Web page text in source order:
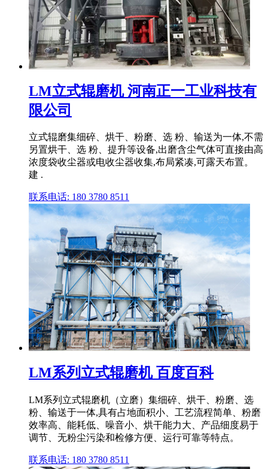
LM立式辊磨机 河南正一工业科技有
限公司
立式辊磨集细碎、烘干、粉磨、选 粉、输送为一体,不需
另置烘干、选 粉、提升等设备,出磨含尘气体可直接由高
浓度袋收尘器或电收尘器收集,布局紧凑,可露天布置。
建 .
联系电话: 180 3780 8511
LM系列立式辊磨机 百度百科
LM系列立式辊磨机（立磨）集细碎、烘干、粉磨、选
粉、输送于一体,具有占地面积小、工艺流程简单、粉磨
效率高、能耗低、噪音小、烘干能力大、产品细度易于
调节、无粉尘污染和检修方便、运行可靠等特点。
联系电话: 180 3780 8511